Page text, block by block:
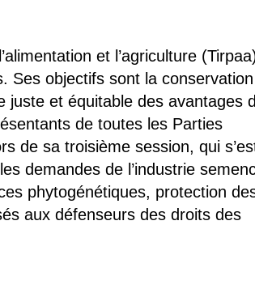
des OGM ?
et l’agriculture
Ses objectifs sont la
juste et équitable des avantages
de toutes les Parties
de sa troisième session, qui
demandes de l’industrie
phytogénétiques, protection
aux défenseurs des droits des